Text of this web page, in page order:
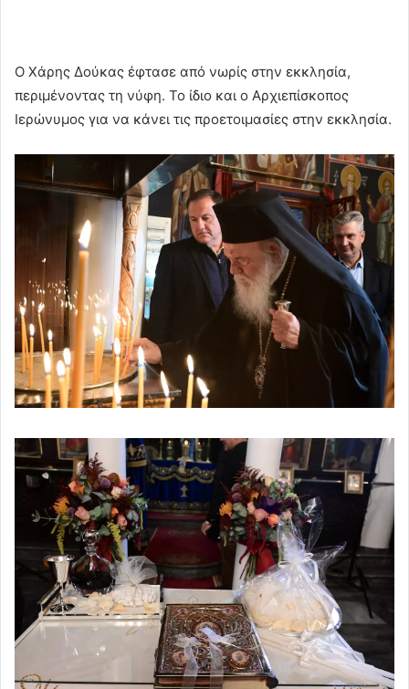
Ο Χάρης Δούκας έφτασε από νωρίς στην εκκλησία,
περιμένοντας τη νύφη. Το ίδιο και ο Αρχιεπίσκοπος
Ιερώνυμος για να κάνει τις προετοιμασίες στην εκκλησία.